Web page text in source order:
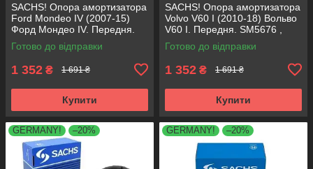
SACHS! Опора амортизатора
Ford Mondeo IV (2007-15)
Форд Мондео IV. Передня.
SM5676 , 803053 , KB652.30
Готово до відправки
1 352 ₴ 1 691 ₴
Купити
SACHS! Опора амортизатора
Volvo V60 I (2010-18) Вольво
V60 I. Передня. SM5676 ,
803053 , KB652.30
Готово до відправки
1 352 ₴ 1 691 ₴
Купити
GERMANY! –20% GERMANY! –20%